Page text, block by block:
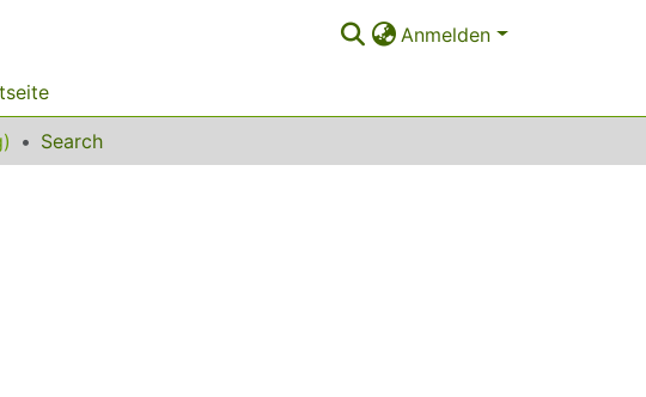
Anmelden
Search